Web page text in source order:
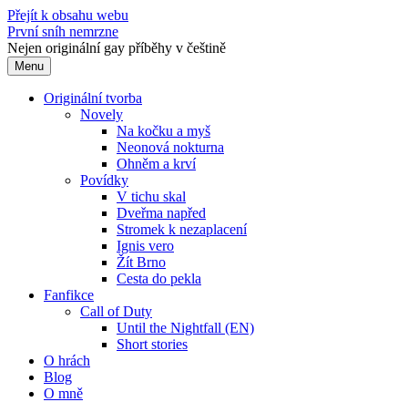
Přejít k obsahu webu
První sníh nemrzne
Nejen originální gay příběhy v češtině
Menu
Originální tvorba
Novely
Na kočku a myš
Neonová nokturna
Ohněm a krví
Povídky
V tichu skal
Dveřma napřed
Stromek k nezaplacení
Ignis vero
Žít Brno
Cesta do pekla
Fanfikce
Call of Duty
Until the Nightfall (EN)
Short stories
O hrách
Blog
O mně